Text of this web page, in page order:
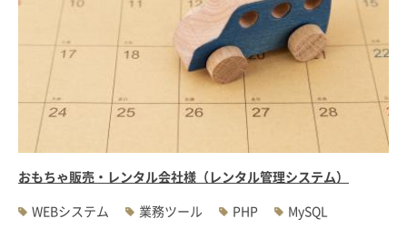
おもちゃ販売・レンタル会社様（レンタル管理システム）
WEBシステム
業務ツール PHP MySQL